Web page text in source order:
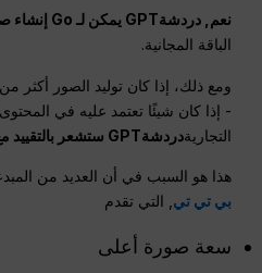
نعم,دردشةGPT يمكن لـ Go إنشاء صور
الباقة المجانية.
ومع ذلك، إذا كان توليد الصور أكثر
- إذا كان شيئًا تعتمد عليه في المحتوى
التجاريةدردشةGPT ستشعر بالتقييد
هذا هو السبب في أن العديد من
بي تي تي , التي تقدم
سعة صورة أعلى